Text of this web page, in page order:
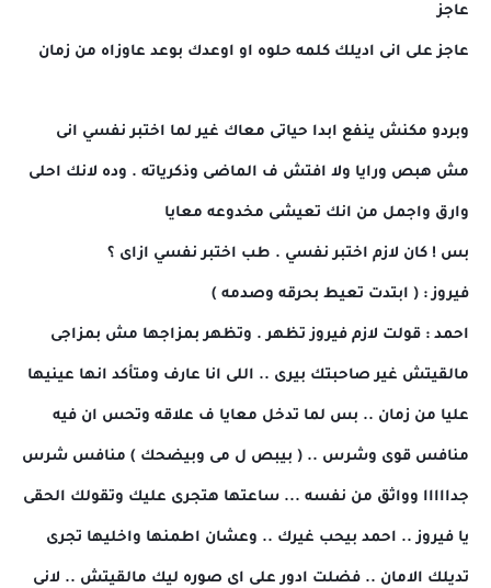
عاجز
عاجز على انى اديلك كلمه حلوه او اوعدك بوعد عاوزاه من زمان
وبردو مكنش ينفع ابدا حياتى معاك غير لما اختبر نفسي انى
مش هبص ورايا ولا افتش ف الماضى وذكرياته . وده لانك احلى
وارق واجمل من انك تعيشى مخدوعه معايا
بس ! كان لازم اختبر نفسي . طب اختبر نفسي ازاى ؟
فيروز : ( ابتدت تعيط بحرقه وصدمه )
احمد : قولت لازم فيروز تظهر . وتظهر بمزاجها مش بمزاجى
مالقيتش غير صاحبتك بيرى .. اللى انا عارف ومتأكد انها عينيها
عليا من زمان .. بس لما تدخل معايا ف علاقه وتحس ان فيه
منافس قوى وشرس .. ( بيبص ل مى وبيضحك ) منافس شرس
جدااااا وواثق من نفسه ... ساعتها هتجرى عليك وتقولك الحقى
يا فيروز .. احمد بيحب غيرك .. وعشان اطمنها واخليها تجرى
تديلك الامان .. فضلت ادور على اى صوره ليك مالقيتش .. لانى